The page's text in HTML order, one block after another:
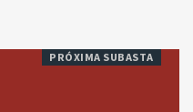
PRÓXIMA SUBASTA